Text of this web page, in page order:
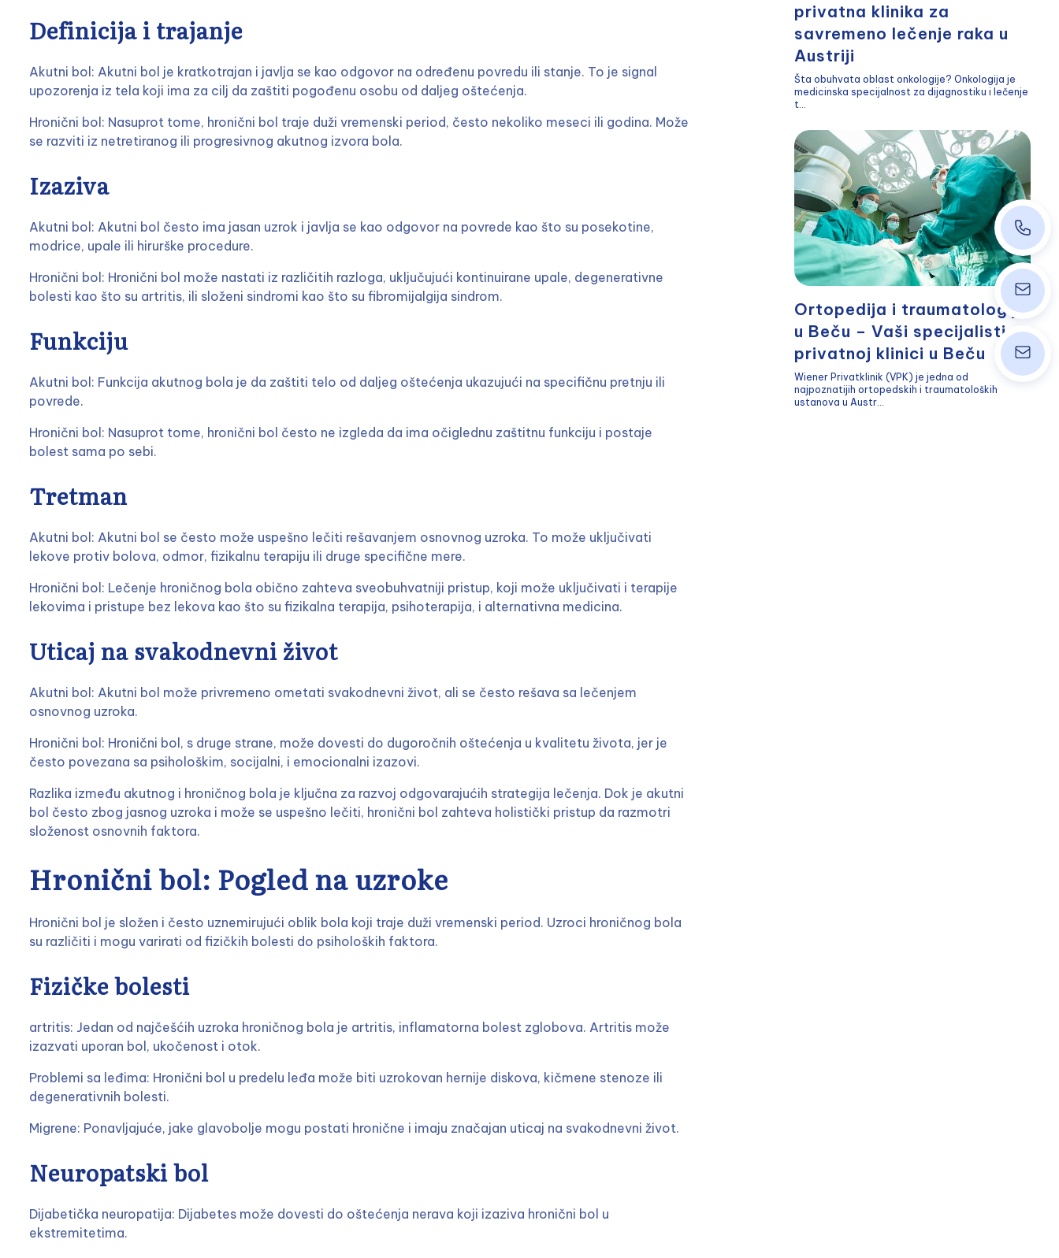
Definicija i trajanje
Akutni bol: Akutni bol je kratkotrajan i javlja se kao odgovor na određenu povredu ili stanje. To je signal
upozorenja iz tela koji ima za cilj da zaštiti pogođenu osobu od daljeg oštećenja.
Hronični bol: Nasuprot tome, hronični bol traje duži vremenski period, često nekoliko meseci ili godina. Može
se razviti iz netretiranog ili progresivnog akutnog izvora bola.
Izaziva
Akutni bol: Akutni bol često ima jasan uzrok i javlja se kao odgovor na povrede kao što su posekotine,
modrice, upale ili hirurške procedure.
Hronični bol: Hronični bol može nastati iz različitih razloga, uključujući kontinuirane upale, degenerativne
bolesti kao što su artritis, ili složeni sindromi kao što su fibromijalgija sindrom.
Funkciju
Akutni bol: Funkcija akutnog bola je da zaštiti telo od daljeg oštećenja ukazujući na specifičnu pretnju ili
povrede.
Hronični bol: Nasuprot tome, hronični bol često ne izgleda da ima očiglednu zaštitnu funkciju i postaje
bolest sama po sebi.
Tretman
Akutni bol: Akutni bol se često može uspešno lečiti rešavanjem osnovnog uzroka. To može uključivati
lekove protiv bolova, odmor, fizikalnu terapiju ili druge specifične mere.
Hronični bol: Lečenje hroničnog bola obično zahteva sveobuhvatniji pristup, koji može uključivati i terapije
lekovima i pristupe bez lekova kao što su fizikalna terapija, psihoterapija, i alternativna medicina.
Uticaj na svakodnevni život
Akutni bol: Akutni bol može privremeno ometati svakodnevni život, ali se često rešava sa lečenjem
osnovnog uzroka.
Hronični bol: Hronični bol, s druge strane, može dovesti do dugoročnih oštećenja u kvalitetu života, jer je
često povezana sa psihološkim, socijalni, i emocionalni izazovi.
Razlika između akutnog i hroničnog bola je ključna za razvoj odgovarajućih strategija lečenja. Dok je akutni
bol često zbog jasnog uzroka i može se uspešno lečiti, hronični bol zahteva holistički pristup da razmotri
složenost osnovnih faktora.
Hronični bol: Pogled na uzroke
Hronični bol je složen i često uznemirujući oblik bola koji traje duži vremenski period. Uzroci hroničnog bola
su različiti i mogu varirati od fizičkih bolesti do psiholoških faktora.
Fizičke bolesti
artritis: Jedan od najčešćih uzroka hroničnog bola je artritis, inflamatorna bolest zglobova. Artritis može
izazvati uporan bol, ukočenost i otok.
Problemi sa leđima: Hronični bol u predelu leđa može biti uzrokovan hernije diskova, kičmene stenoze ili
degenerativnih bolesti.
Migrene: Ponavljajuće, jake glavobolje mogu postati hronične i imaju značajan uticaj na svakodnevni život.
Neuropatski bol
Dijabetička neuropatija: Dijabetes može dovesti do oštećenja nerava koji izaziva hronični bol u
ekstremitetima.
privatna klinika za
savremeno lečenje raka u
Austriji
Šta obuhvata oblast onkologije? Onkologija je
medicinska specijalnost za dijagnostiku i lečenje
t...
Ortopedija i traumatologija
u Beču – Vaši specijalisti u
privatnoj klinici u Beču
Wiener Privatklinik (VPK) je jedna od
najpoznatijih ortopedskih i traumatoloških
ustanova u Austr...
+43